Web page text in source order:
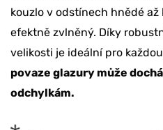
kouzlo v odstínech hnědé až
efektně zvlněný. Díky
velikosti je ideální pro
povaze glazury může
odchylkám.